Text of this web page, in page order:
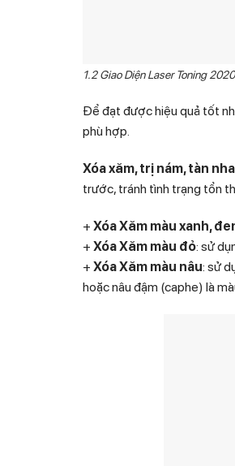
1.2 Giao Diện Laser Toning 2020
Để đạt được hiệu quả tốt
phù hợp.
Xóa xăm, trị nám, tàn
trước, tránh tình trạng tổn
+ Xóa Xăm màu xanh,
+ Xóa Xăm màu đỏ: sử
+ Xóa Xăm màu nâu: sử
hoặc nâu đậm (caphe) là